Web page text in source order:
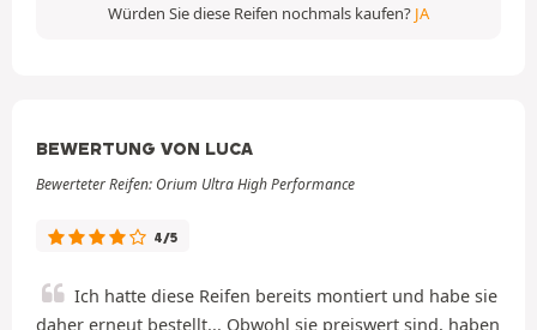
Würden Sie diese Reifen nochmals kaufen? JA
BEWERTUNG VON LUCA
Bewerteter Reifen: Orium Ultra High Performance
4/5
Ich hatte diese Reifen bereits montiert und habe sie
daher erneut bestellt... Obwohl sie preiswert sind, haben